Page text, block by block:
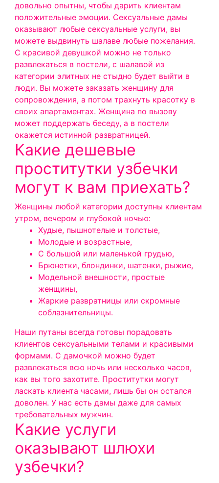
довольно опытны, чтобы дарить клиентам
положительные эмоции. Сексуальные дамы
оказывают любые сексуальные услуги, вы
можете выдвинуть шалаве любые пожелания.
С красивой девушкой можно не только
развлекаться в постели, с шалавой из
категории элитных не стыдно будет выйти в
люди. Вы можете заказать женщину для
сопровождения, а потом трахнуть красотку в
своих апартаментах. Женщина по вызову
может поддержать беседу, а в постели
окажется истинной развратницей.
Какие дешевые
проститутки узбечки
могут к вам приехать?
Женщины любой категории доступны клиентам
утром, вечером и глубокой ночью:
Худые, пышнотелые и толстые,
Молодые и возрастные,
С большой или маленькой грудью,
Брюнетки, блондинки, шатенки, рыжие,
Модельной внешности, простые
женщины,
Жаркие развратницы или скромные
соблазнительницы.
Наши путаны всегда готовы порадовать
клиентов сексуальными телами и красивыми
формами. С дамочкой можно будет
развлекаться всю ночь или несколько часов,
как вы того захотите. Проститутки могут
ласкать клиента часами, лишь бы он остался
доволен. У нас есть дамы даже для самых
требовательных мужчин.
Какие услуги
оказывают шлюхи
узбечки?